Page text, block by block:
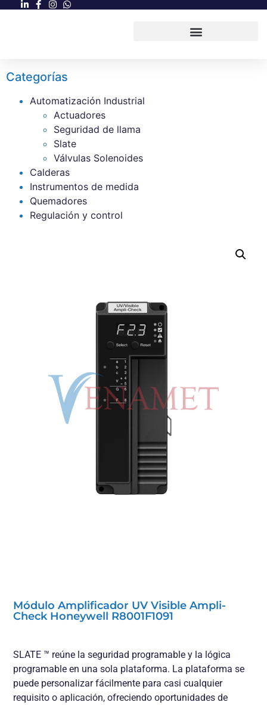
Categorías
Automatización Industrial
Actuadores
Seguridad de llama
Slate
Válvulas Solenoides
Calderas
Instrumentos de medida
Quemadores
Regulación y control
Módulo Amplificador UV Visible Ampli-
Check Honeywell R8001F1091
SLATE ™ reúne la seguridad programable y la lógica
programable en una sola plataforma. La plataforma se
puede personalizar fácilmente para casi cualquier
requisito o aplicación, ofreciendo oportunidades de